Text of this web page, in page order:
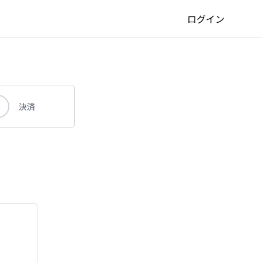
ログイン
決済